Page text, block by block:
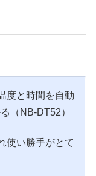
度と時間を自動
（NB-DT52）
使い勝手がとて